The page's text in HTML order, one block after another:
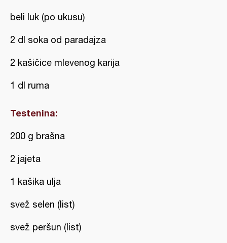
beli luk (po ukusu)
2 dl soka od paradajza
2 kašičice mlevenog karija
1 dl ruma
Testenina:
200 g brašna
2 jajeta
1 kašika ulja
svež selen (list)
svež peršun (list)